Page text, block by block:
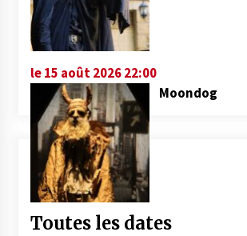
le 15 août 2026 22:00
Moondog
Toutes les dates